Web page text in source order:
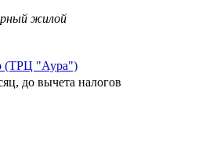
жилой
(ТРЦ "Аура")
до вычета налогов